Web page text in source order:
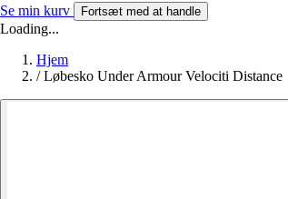
Se min kurv Fortsæt med at handle
Loading...
Hjem
/ Løbesko Under Armour Velociti Distance